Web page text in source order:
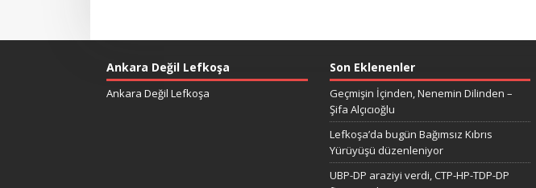
Ankara Değil Lefkoşa
Ankara Değil Lefkoşa
Son Eklenenler
Geçmişin İçinden, Nenemin Dilinden –
Şifa Alçıcıoğlu
Lefkoşa’da bugün Bağımsız Kıbrıs
Yürüyüşü düzenleniyor
UBP-DP araziyi verdi, CTP-HP-TDP-DP